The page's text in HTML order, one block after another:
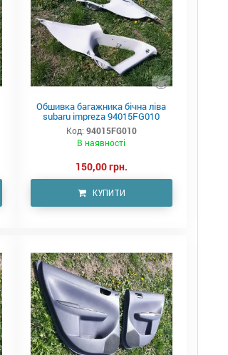
Обшивка багажника бічна ліва
subaru impreza 94015FG010
Код: 94015FG010
В наявності
150,00 грн.
КУПИТИ